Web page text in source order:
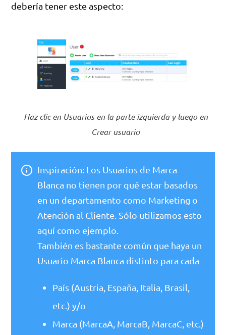
debería tener este aspecto:
Haz clic en Usuarios en la parte izquierda y luego en
Crear usuario
Inspiración: Los Usuarios de Marca
Blanca no tienen por qué estar basados
en un departamento como Marketing o
Atención al Cliente. Sólo utilizamos esto
aquí como ejemplo.
También es bastante común que haya un
Usuario Marca Blanca distinto para cada
País (Austria, España, Italia, Brasil,
etc.) y/o
Marca (MarcaA, MarcaB, MarcaC, etc.)